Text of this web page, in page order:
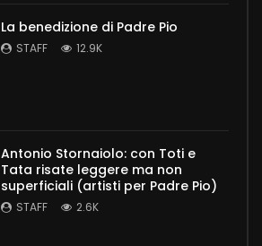
La benedizione di Padre Pio
STAFF 12.9K
Antonio Stornaiolo: con Toti e
Tata risate leggere ma non
superficiali (artisti per Padre Pio)
STAFF 2.6K